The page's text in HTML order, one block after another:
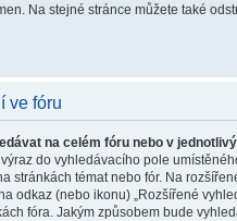
Na stejné stránce můžete také
ve fóru
na celém fóru nebo v
do vyhledávacího pole
stránkách témat nebo fór. Na
odkaz (nebo ikonu) „Rozšířené
fóra. Jakým způsobem bude